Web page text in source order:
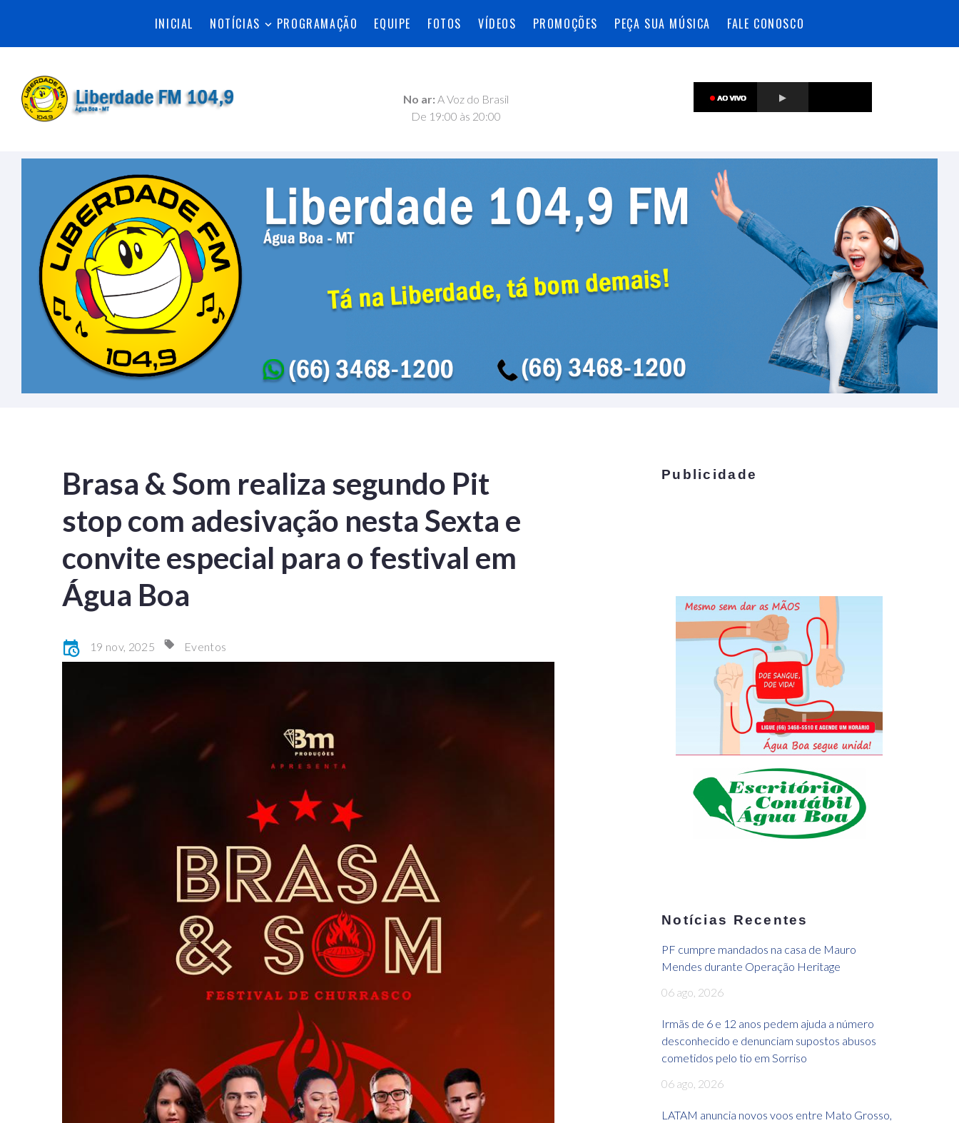
INICIAL NOTÍCIAS PROGRAMAÇÃO EQUIPE FOTOS VÍDEOS PROMOÇÕES PEÇA SUA MÚSICA FALE CONOSCO
No ar: A Voz do Brasil
De 19:00 às 20:00
Brasa & Som realiza segundo Pit
stop com adesivação nesta Sexta e
convite especial para o festival em
Água Boa
19 nov, 2025 Eventos
Publicidade
Notícias Recentes
PF cumpre mandados na casa de Mauro
Mendes durante Operação Heritage
06 ago, 2026
Irmãs de 6 e 12 anos pedem ajuda a número
desconhecido e denunciam supostos abusos
cometidos pelo tio em Sorriso
06 ago, 2026
LATAM anuncia novos voos entre Mato Grosso,